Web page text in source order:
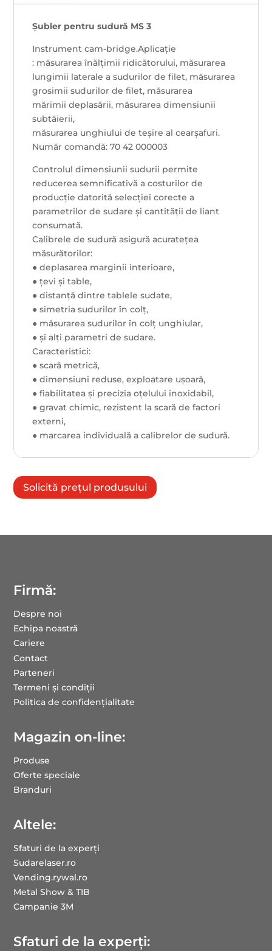
Șubler pentru sudură MS 3
Instrument cam-bridge.Aplicație
: măsurarea înălțimii ridicătorului, măsurarea
lungimii laterale a sudurilor de filet, măsurarea
grosimii sudurilor de filet, măsurarea
mărimii deplasării, măsurarea dimensiunii
subtăierii,
măsurarea unghiului de teșire al cearșafuri.
Număr comandă: 70 42 000003
Controlul dimensiunii sudurii permite
reducerea semnificativă a costurilor de
producție datorită selecției corecte a
parametrilor de sudare și cantității de liant
consumată.
Calibrele de sudură asigură acuratețea
măsurătorilor:
● deplasarea marginii interioare,
● țevi și table,
● distanță dintre tablele sudate,
● simetria sudurilor în colț,
● măsurarea sudurilor în colț unghiular,
● și alți parametri de sudare.
Caracteristici:
● scară metrică,
● dimensiuni reduse, exploatare ușoară,
● fiabilitatea și precizia oțelului inoxidabil,
● gravat chimic, rezistent la scară de factori
externi,
● marcarea individuală a calibrelor de sudură.
Solicită prețul produsului
Firmă:
Despre noi
Echipa noastră
Cariere
Contact
Parteneri
Termeni și condiții
Politica de confidențialitate
Magazin on-line:
Produse
Oferte speciale
Branduri
Altele:
Sfaturi de la experți
Sudarelaser.ro
Vending.rywal.ro
Metal Show & TIB
Campanie 3M
Sfaturi de la experți: